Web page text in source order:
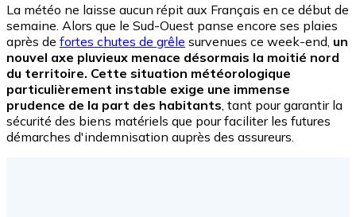
La météo ne laisse aucun répit aux Français en ce début de
semaine. Alors que le Sud-Ouest panse encore ses plaies
après de fortes chutes de grêle survenues ce week-end, un
nouvel axe pluvieux menace désormais la moitié nord
du territoire. Cette situation météorologique
particulièrement instable exige une immense
prudence de la part des habitants , tant pour garantir la
sécurité des biens matériels que pour faciliter les futures
démarches d'indemnisation auprès des assureurs.